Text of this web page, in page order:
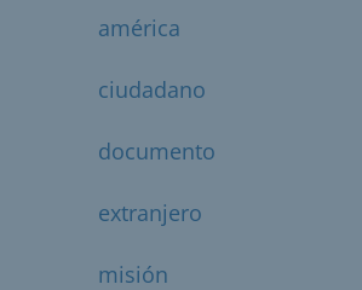
américa
ciudadano
documento
extranjero
misión